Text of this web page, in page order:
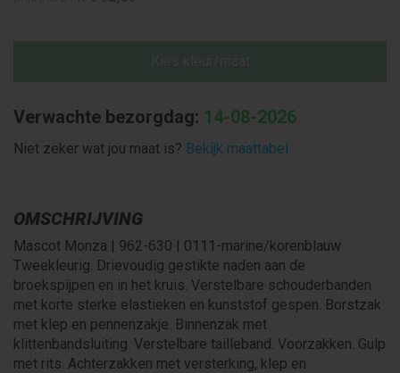
Verwachte bezorgdag: 14-08-2026
Niet zeker wat jou maat is? Bekijk maattabel
OMSCHRIJVING
Mascot Monza | 962-630 | 0111-marine/korenblauw
Tweekleurig. Drievoudig gestikte naden aan de
broekspijpen en in het kruis. Verstelbare schouderbanden
met korte sterke elastieken en kunststof gespen. Borstzak
met klep en pennenzakje. Binnenzak met
klittenbandsluiting. Verstelbare tailleband. Voorzakken. Gulp
met rits. Achterzakken met versterking, klep en